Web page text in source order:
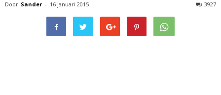
Door Sander - 16 januari 2015 3927